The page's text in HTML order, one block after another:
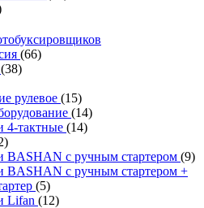
(66)
(38)
рулевое (15)
(14)
4-тактные (14)
BASHAN с ручным стартером (9)
BASHAN с ручным стартером +
(5)
Lifan (12)